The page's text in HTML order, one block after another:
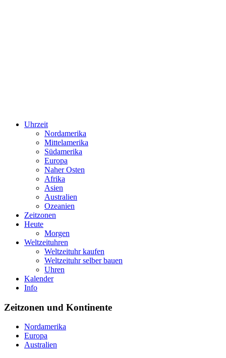
Uhrzeit
Nordamerika
Mittelamerika
Südamerika
Europa
Naher Osten
Afrika
Asien
Australien
Ozeanien
Zeitzonen
Heute
Morgen
Weltzeituhren
Weltzeituhr kaufen
Weltzeituhr selber bauen
Uhren
Kalender
Info
Zeitzonen und Kontinente
Nordamerika
Europa
Australien